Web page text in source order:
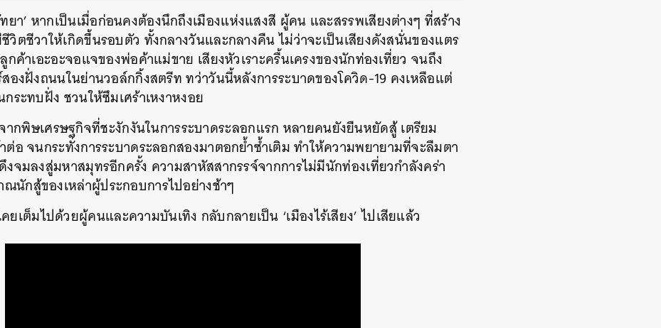
ยา’ หากเป็นเมื่อก่อนคงต้องนึกถึงเมืองแห่งแสงสี ผู้คน และสรรพเสียงต่างๆ ที่สร้าง
วิตชีวาให้เกิดขึ้นรอบตัว ทั้งกลางวันและกลางคืน ไม่ว่าจะเป็นเสียงดังสนั่นของแตร
กค้าเอะอะจอแจของพ่อค้าแม่ขาย เสียงหัวเราะครื้นเครงของนักท่องเที่ยว จนถึง
สองฝั่งถนนในย่านวอล์กกิ้งสตรีท ทว่าวันนี้หลังการระบาดของโควิด-19 คงเหลือแต่
ระทบฝั่ง ชวนให้ซึมเศร้าเหงาหงอย
กพิษเศรษฐกิจที่ชะงักงันในการระบาดระลอกแรก หลายคนยังยืนหยัดสู้ เตรียม
อ จนกระทั่งการระบาดระลอกสองมาตอกย้ำซ้ำเติม ทำให้ความพยายามที่จะลืมตา
จมลงสู่มหาสมุทรอีกครั้ง ความสาหัสสากรรจ์จากการไม่มีนักท่องเที่ยวกำลังคร่า
กสู้ของเหล่าผู้ประกอบการไปอย่างช้าๆ
เต็มไปด้วยผู้คนและความบันเทิง กลับกลายเป็น ‘เมืองไร้เสียง’ ไปเสียแล้ว